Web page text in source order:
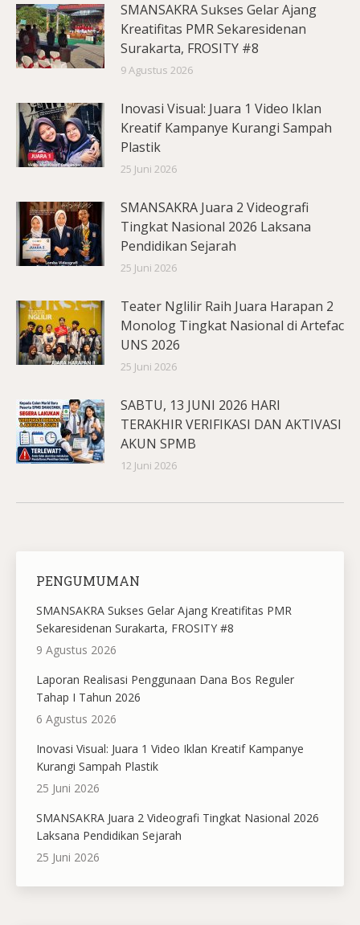
SMANSAKRA Sukses Gelar Ajang
Kreatifitas PMR Sekaresidenan
Surakarta, FROSITY #8
9 Agustus 2026
Inovasi Visual: Juara 1 Video Iklan
Kreatif Kampanye Kurangi Sampah
Plastik
25 Juni 2026
SMANSAKRA Juara 2 Videografi
Tingkat Nasional 2026 Laksana
Pendidikan Sejarah
25 Juni 2026
Teater Nglilir Raih Juara Harapan 2
Monolog Tingkat Nasional di Artefac
UNS 2026
25 Juni 2026
SABTU, 13 JUNI 2026 HARI
TERAKHIR VERIFIKASI DAN AKTIVASI
AKUN SPMB
12 Juni 2026
PENGUMUMAN
SMANSAKRA Sukses Gelar Ajang Kreatifitas PMR
Sekaresidenan Surakarta, FROSITY #8
9 Agustus 2026
Laporan Realisasi Penggunaan Dana Bos Reguler
Tahap I Tahun 2026
6 Agustus 2026
Inovasi Visual: Juara 1 Video Iklan Kreatif Kampanye
Kurangi Sampah Plastik
25 Juni 2026
SMANSAKRA Juara 2 Videografi Tingkat Nasional 2026
Laksana Pendidikan Sejarah
25 Juni 2026